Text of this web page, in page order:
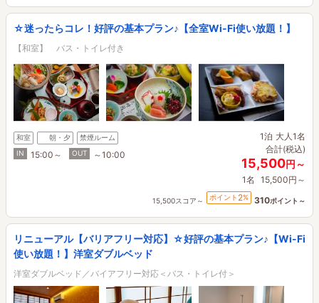
☆迷ったらコレ！好評の基本プラン♪【全室Wi-Fi使い放題！】
【和室】 バス・トイレ付き
和室 朝・夕
禁煙ルーム
IN
15:00～ OUT ～10:00
1泊 大人1名
合計(税込)
15,500円～
1名 15,500円～
15,500スコア～ ポイント 2% 310ポイント～
リニューアル【バリアフリー対応】☆好評の基本プラン♪【Wi-Fi
使い放題！】洋室ダブルベッド
洋室ダブルベッド／バイアフリー対応＜バス・トイレ付＞